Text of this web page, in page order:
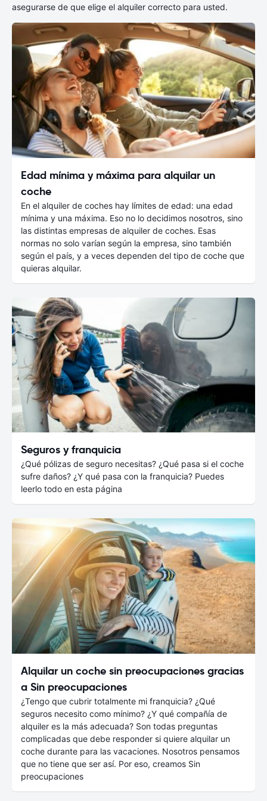
asegurarse de que elige el alquiler correcto para usted.
Edad mínima y máxima para alquilar un
coche
En el alquiler de coches hay límites de edad: una edad
mínima y una máxima. Eso no lo decidimos nosotros, sino
las distintas empresas de alquiler de coches. Esas
normas no solo varían según la empresa, sino también
según el país, y a veces dependen del tipo de coche que
quieras alquilar.
Seguros y franquicia
¿Qué pólizas de seguro necesitas? ¿Qué pasa si el coche
sufre daños? ¿Y qué pasa con la franquicia? Puedes
leerlo todo en esta página
Alquilar un coche sin preocupaciones gracias
a Sin preocupaciones
¿Tengo que cubrir totalmente mi franquicia? ¿Qué
seguros necesito como mínimo? ¿Y qué compañía de
alquiler es la más adecuada? Son todas preguntas
complicadas que debe responder si quiere alquilar un
coche durante para las vacaciones. Nosotros pensamos
que no tiene que ser así. Por eso, creamos Sin
preocupaciones